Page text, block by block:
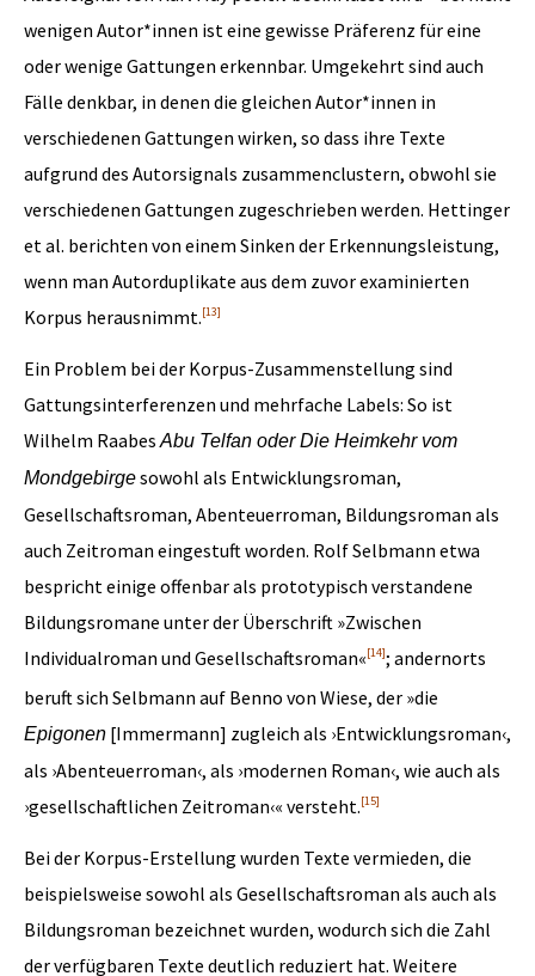
wenigen Autor*innen ist eine gewisse Präferenz für eine
oder wenige Gattungen erkennbar. Umgekehrt sind auch
Fälle denkbar, in denen die gleichen Autor*innen in
verschiedenen Gattungen wirken, so dass ihre Texte
aufgrund des Autorsignals zusammenclustern, obwohl sie
verschiedenen Gattungen zugeschrieben werden. Hettinger
et al. berichten von einem Sinken der Erkennungsleistung,
wenn man Autorduplikate aus dem zuvor examinierten
Korpus herausnimmt.[13]
Ein Problem bei der Korpus-Zusammenstellung sind
Gattungsinterferenzen und mehrfache Labels: So ist
Wilhelm RaabesAbu Telfan oderDie Heimkehr vom
Mondgebirgesowohl als Entwicklungsroman,
Gesellschaftsroman, Abenteuerroman, Bildungsroman als
auch Zeitroman eingestuft worden. Rolf Selbmann etwa
bespricht einige offenbar als prototypisch verstandene
Bildungsromane unter der Überschrift »Zwischen
Individualroman und Gesellschaftsroman«[14]; andernorts
beruft sich Selbmann auf Benno von Wiese, der »die
Epigonen [Immermann] zugleich als ›Entwicklungsroman‹,
als ›Abenteuerroman‹, als ›modernen Roman‹, wie auch als
›gesellschaftlichen Zeitroman‹« versteht.[15]
Bei der Korpus-Erstellung wurden Texte vermieden, die
beispielsweise sowohl als Gesellschaftsroman als auch als
Bildungsroman bezeichnet wurden, wodurch sich die Zahl
der verfügbaren Texte deutlich reduziert hat. Weitere